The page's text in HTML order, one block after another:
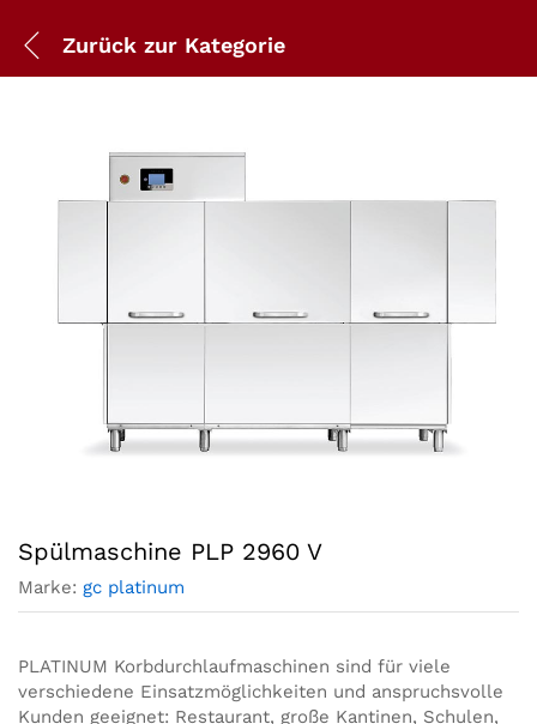
Zurück zur Kategorie
Spülmaschine PLP 2960 V
Marke: gc platinum
PLATINUM Korbdurchlaufmaschinen sind für viele
verschiedene Einsatzmöglichkeiten und anspruchsvolle
Kunden geeignet: Restaurant, große Kantinen, Schulen,